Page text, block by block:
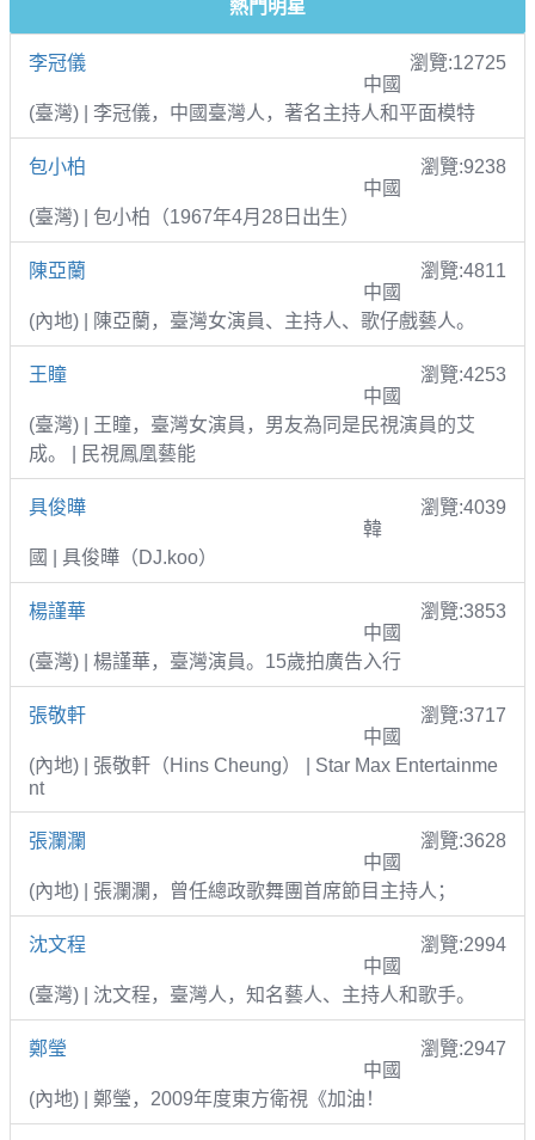
熱門明星
李冠儀
瀏覽:12725
中國
(臺灣) | 李冠儀，中國臺灣人，著名主持人和平面模特
包小柏
瀏覽:9238
中國
(臺灣) | 包小柏（1967年4月28日出生）
陳亞蘭
瀏覽:4811
中國
(內地) | 陳亞蘭，臺灣女演員、主持人、歌仔戲藝人。
王瞳
瀏覽:4253
中國
(臺灣) | 王瞳，臺灣女演員，男友為同是民視演員的艾
成。 | 民視鳳凰藝能
具俊曄
瀏覽:4039
韓
國 | 具俊曄（DJ.koo）
楊謹華
瀏覽:3853
中國
(臺灣) | 楊謹華，臺灣演員。15歲拍廣告入行
張敬軒
瀏覽:3717
中國
(內地) | 張敬軒（Hins Cheung） | Star Max Entertainme
nt
張瀾瀾
瀏覽:3628
中國
(內地) | 張瀾瀾，曾任總政歌舞團首席節目主持人；
沈文程
瀏覽:2994
中國
(臺灣) | 沈文程，臺灣人，知名藝人、主持人和歌手。
鄭瑩
瀏覽:2947
中國
(內地) | 鄭瑩，2009年度東方衛視《加油！